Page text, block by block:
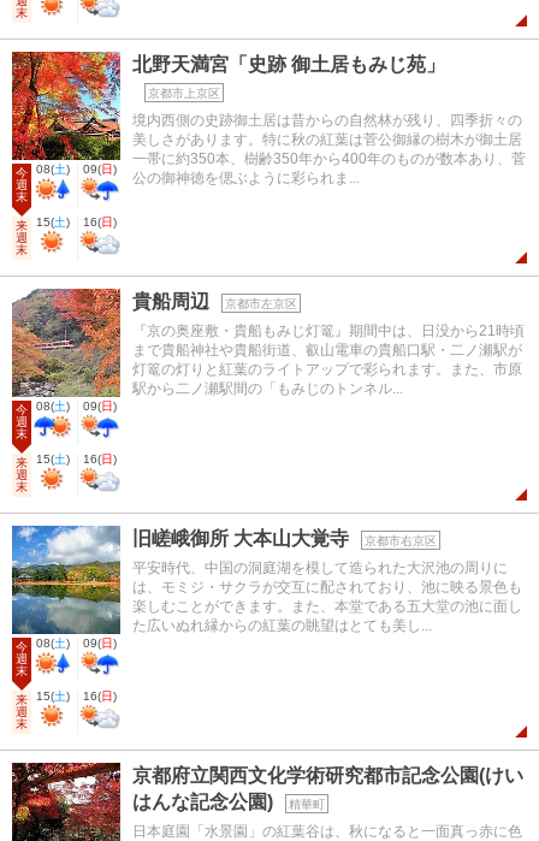
末
今
週
末
08(土) 09(日)
来
週
末
15(土) 16(日)
北野天満宮「史跡 御土居もみじ苑」
京都市上京区
境内西側の史跡御土居は昔からの自然林が残り、四季折々の
美しさがあります。特に秋の紅葉は菅公御縁の樹木が御土居
一帯に約350本、樹齢350年から400年のものが数本あり、菅
公の御神徳を偲ぶように彩られま...
今
週
末
08(土) 09(日)
来
週
末
15(土) 16(日)
貴船周辺 京都市左京区
『京の奥座敷・貴船もみじ灯篭』期間中は、日没から21時頃
まで貴船神社や貴船街道、叡山電車の貴船口駅・二ノ瀬駅が
灯篭の灯りと紅葉のライトアップで彩られます。また、市原
駅から二ノ瀬駅間の「もみじのトンネル...
今
週
末
08(土) 09(日)
来
週
末
15(土) 16(日)
旧嵯峨御所 大本山大覚寺 京都市右京区
平安時代、中国の洞庭湖を模して造られた大沢池の周りに
は、モミジ・サクラが交互に配されており、池に映る景色も
楽しむことができます。また、本堂である五大堂の池に面し
た広いぬれ縁からの紅葉の眺望はとても美し...
京都府立関西文化学術研究都市記念公園(けい
はんな記念公園)
精華町
日本庭園「水景園」の紅葉谷は、秋になると一面真っ赤に色